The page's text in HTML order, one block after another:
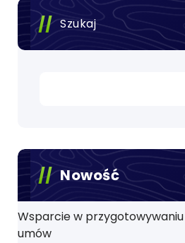
Szukaj
Nowość
Wsparcie w
umów